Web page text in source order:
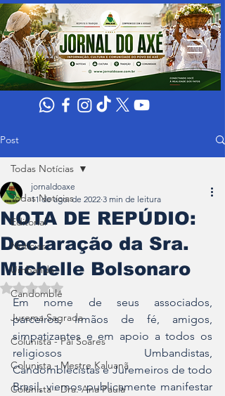
Post
Todas Notícias
Editorial
Noticias
Umbanda
Candomblé
Jurema Sagrada
Colunista - Pai Soares
Colunista - Mestre Kaluanã
Colunista - Dra. Ana Paula
Todas Notícias
NOTA DE REPÚDIO:
Declaração da Sra.
Michelle Bolsonaro
jornaldoaxe
11 de ago. de 2022 3 min de leitura
Avaliado com NaN de 5 estrelas.
Em nome de seus associados,
parceiros, irmãos de fé, amigos,
simpatizantes e em apoio a todos os
religiosos Umbandistas,
Candomblecistas e Juremeiros de todo
Brasil, viemos publicamente manifestar